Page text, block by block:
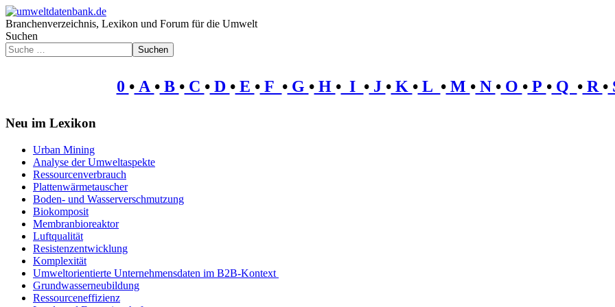
Branchenverzeichnis, Lexikon und Forum für die Umwelt
Suchen
Suchen
0 •A •B •C •D •E •F •G •H •I •J •K •L •M •N •O •P •Q •R •
Neu im Lexikon
Urban Mining
Analyse der Umweltaspekte
Ressourcenverbrauch
Plattenwärmetauscher
Boden- und Wasserverschmutzung
Biokomposit
Membranbioreaktor
Luftqualität
Resistenzentwicklung
Komplexität
Umweltorientierte Unternehmensdaten im B2B-Kontext
Grundwasserneubildung
Ressourceneffizienz